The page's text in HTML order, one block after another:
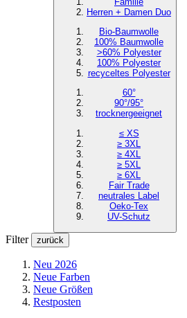
Herren + Damen Duo
Bio-Baumwolle
100% Baumwolle
>60% Polyester
100% Polyester
recyceltes Polyester
60°
90°/95°
trocknergeeignet
≤ XS
≥ 3XL
≥ 4XL
≥ 5XL
≥ 6XL
Fair Trade
neutrales Label
Oeko-Tex
UV-Schutz
Filter zurück
Neu 2026
Neue Farben
Neue Größen
Restposten